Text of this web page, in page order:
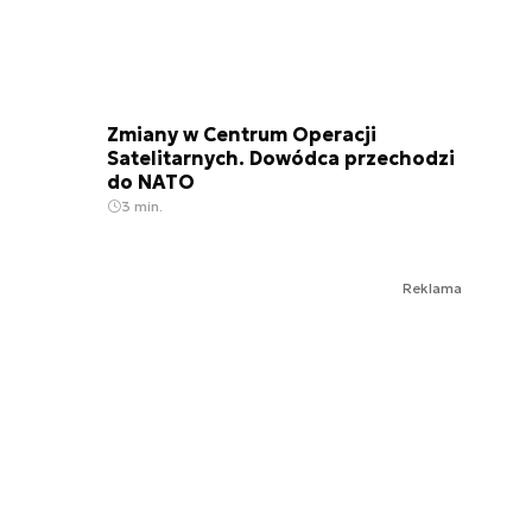
Zmiany w Centrum Operacji
Satelitarnych. Dowódca przechodzi
do NATO
3 min.
Reklama